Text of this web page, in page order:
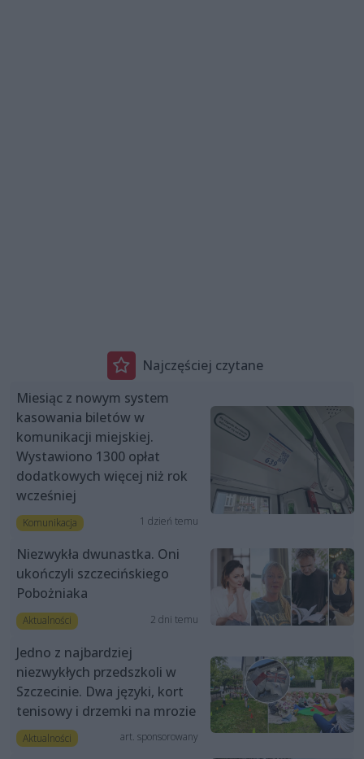
Najczęściej czytane
Miesiąc z nowym system
kasowania biletów w
komunikacji miejskiej.
Wystawiono 1300 opłat
dodatkowych więcej niż rok
wcześniej
Komunikacja 1 dzień temu
Niezwykła dwunastka. Oni
ukończyli szczecińskiego
Pobożniaka
Aktualności 2 dni temu
Jedno z najbardziej
niezwykłych przedszkoli w
Szczecinie. Dwa języki, kort
tenisowy i drzemki na mrozie
Aktualności art. sponsorowany